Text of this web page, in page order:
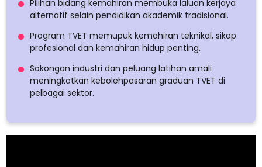
Pilihan bidang kemahiran membuka laluan kerjaya
alternatif selain pendidikan akademik tradisional.
Program TVET memupuk kemahiran teknikal, sikap
profesional dan kemahiran hidup penting.
Sokongan industri dan peluang latihan amali
meningkatkan kebolehpasaran graduan TVET di
pelbagai sektor.